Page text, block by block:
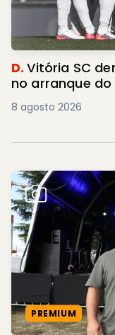
D.Vitória SC
no arranque
8 agosto 2026
PREMIUM